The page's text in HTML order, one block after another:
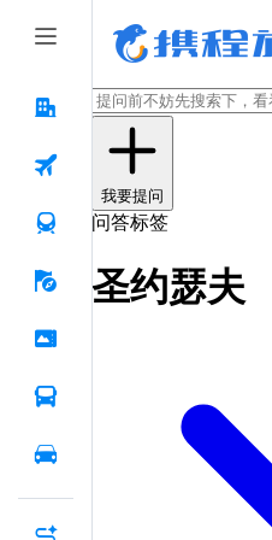
我要提问
问答标签
圣约瑟夫